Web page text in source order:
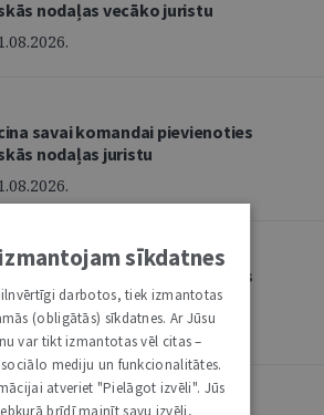
nodaļas vecāko juristu
savai komandai pievienoties
nodaļas juristu
savai komandai pievienoties
nodaļas juristu
PADOME
sīkdatnes
darbotos, tiek izmantotas
(obligātās) sīkdatnes. Ar Jūsu
var tikt izmantotas vēl citas –
mediju un funkcionalitātes.
atveriet "Pielāgot izvēli". Jūs
brīdī mainīt savu izvēli,